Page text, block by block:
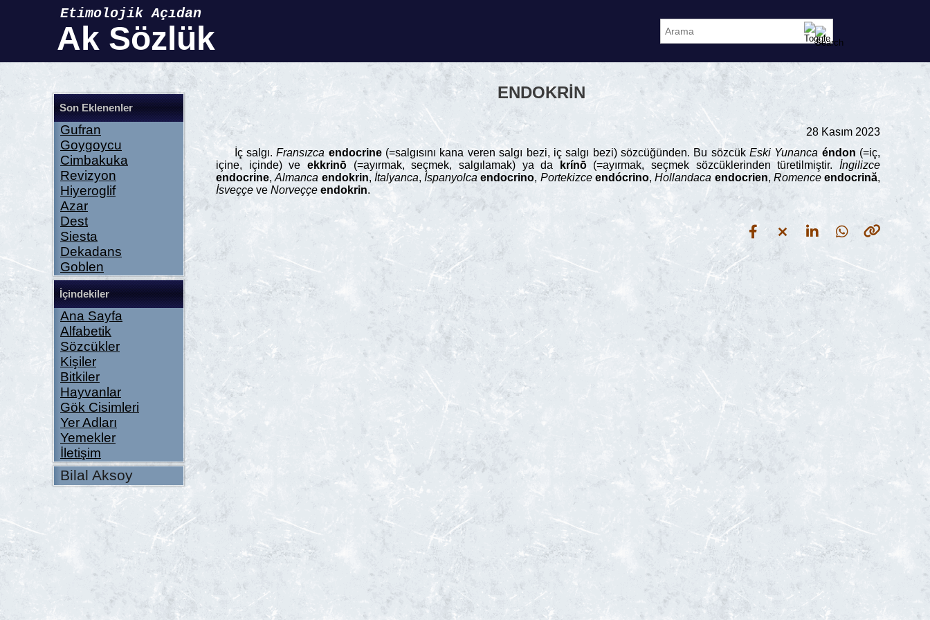
Ak Sözlük
Etimolojik Açıdan
Son Eklenenler
Gufran
Goygoycu
Cimbakuka
Revizyon
Hiyeroglif
Azar
Dest
Siesta
Dekadans
Goblen
İçindekiler
Ana Sayfa
Alfabetik
Sözcükler
Kişiler
Bitkiler
Hayvanlar
Gök Cisimleri
Yer Adları
Yemekler
İletişim
Bilal Aksoy
ENDOKRIN
28 Kasım 2023
İç salgı.Fransızca endocrine(=salgısını kana veren salgı bezi, iç salgı bezi) sözcüğünden. Bu sözcük Eski Yunanca éndon (=iç,
içine, içinde) ve ekkrinō(=ayırmak, seçmek, salgılamak) ya da krínō(=ayırmak, seçmek sözcüklerinden türetilmiştir.İngilizce
endocrine,Almanca endokrin, İtalyanca, İspanyolca endocrino, Portekizce endócrino,Hollandaca endocrien, Romence endocrină,
İsveççe ve Norveççe endokrin.